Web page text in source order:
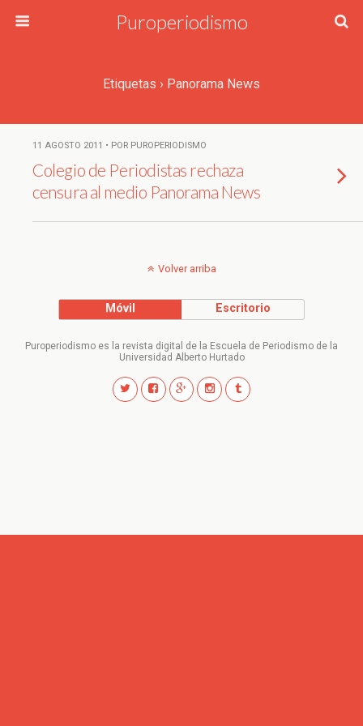
Puroperiodismo
Etiquetas › Panorama News
11 AGOSTO 2011 • POR PUROPERIODISMO
Colegio de Periodistas rechaza
censura al medio Panorama News
Volver arriba
Móvil Escritorio
Puroperiodismo es la revista digital de la Escuela de Periodismo de la
Universidad Alberto Hurtado